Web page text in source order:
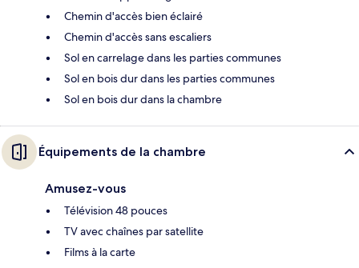
Chemin d'accès bien éclairé
Chemin d'accès sans escaliers
Sol en carrelage dans les parties communes
Sol en bois dur dans les parties communes
Sol en bois dur dans la chambre
Équipements de la chambre
Amusez-vous
Télévision 48 pouces
TV avec chaînes par satellite
Films à la carte